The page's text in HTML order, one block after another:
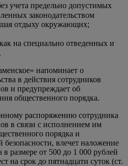
учета предельно допустимых
законодательством
отдыху окружающих;
на специально отведенных и
напоминает о
в действия сотрудников
и предупреждает об
общественного порядка.
распоряжению сотрудника
в связи с исполнением им
порядка и
влечет наложение
размере от 500 до 1 000 рублей
на срок до пятнадцати суток (ст.